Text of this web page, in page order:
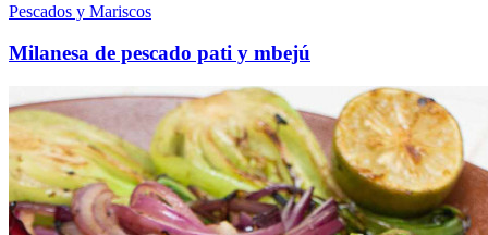
Pescados y Mariscos
Milanesa de pescado pati y mbejú